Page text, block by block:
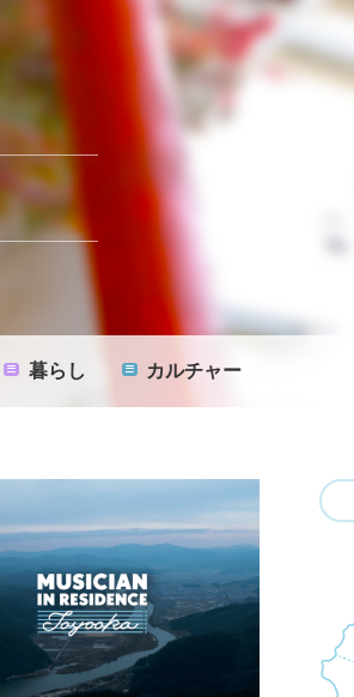
暮らし カルチャー